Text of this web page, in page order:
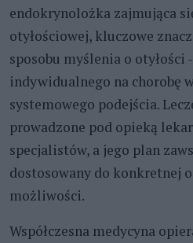
endokrynolożka zajmująca
otyłościowej, kluczowe
sposobu myślenia o otyłości
indywidualnego na chorobę
systemowego podejścia.
prowadzone pod opieką
specjalistów, a jego plan
dostosowany do konkretnej
możliwości.
Współczesna medycyna